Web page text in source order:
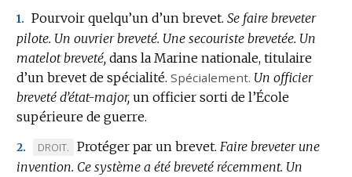
1. Pourvoir quelqu’un d’un brevet. Se faire breveter
pilote. Un ouvrier breveté. Une secouriste brevetée. Un
matelot breveté, dans la Marine nationale, titulaire
d’un brevet de spécialité. Spécialement. Un officier
breveté d’état-major, un officier sorti de l’École
supérieure de guerre.
2.
MARQUE
DE
DROIT. Protéger par un brevet. Faire breveter une
invention. Ce système a été breveté récemment. Un